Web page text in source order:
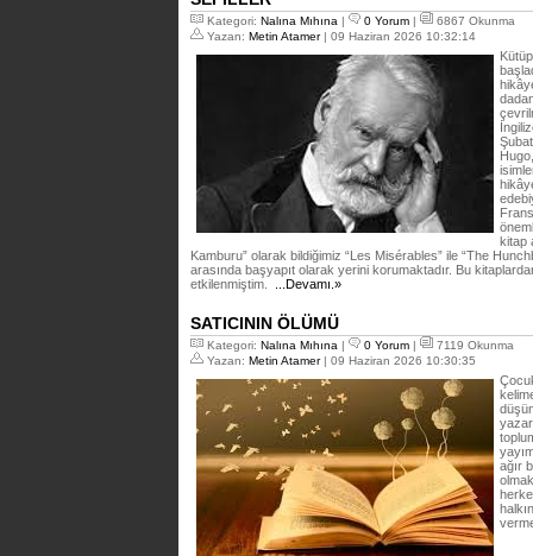
Kategori: Nalına Mıhına | 0 Yorum |
6867 Okunma
Yazan: Metin Atamer| 09 Haziran 2026 10:32:14
kitap
Kamburu” olarak bildiğimiz “Les Misérables” ile “The
arasında başyapıt olarak yerini korumaktadır. Bu
etkilenmiştim.
...Devamı.»
SATICININ ÖLÜMÜ
Kategori: Nalına Mıhına | 0 Yorum |
7119 Okunma
Yazan: Metin Atamer| 09 Haziran 2026 10:30:35
ağır